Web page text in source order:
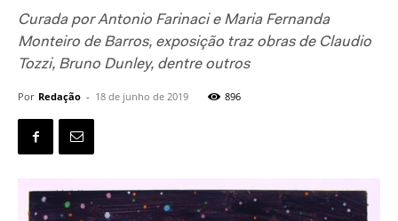
Curada por Antonio Farinaci e Maria Fernanda
Monteiro de Barros, exposição traz obras de Claudio
Tozzi, Bruno Dunley, dentre outros
Por Redação - 18 de junho de 2019 896